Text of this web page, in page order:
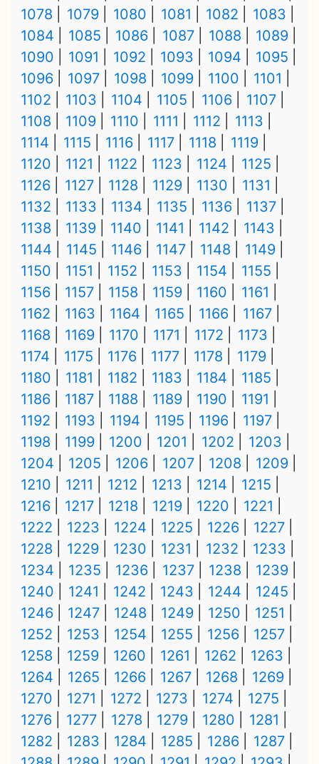
1078
1079 1080 1081 1082
1083
1084
1085 1086 1087 1088
1089
1090
1091 1092 1093 1094
1095
1096
1097 1098 1099 1100
1101
1102
1103 1104 1105 1106
1107
1108
1109 1110 1111 1112
1113
1114
1115 1116 1117 1118
1119
1120
1121 1122 1123 1124
1125
1126
1127 1128 1129 1130
1131
1132
1133 1134 1135 1136
1137
1138
1139 1140 1141 1142
1143
1144
1145 1146 1147 1148
1149
1150
1151 1152 1153 1154
1155
1156
1157 1158 1159 1160
1161
1162
1163 1164 1165 1166
1167
1168
1169 1170 1171 1172
1173
1174
1175 1176 1177 1178
1179
1180
1181 1182 1183 1184
1185
1186
1187 1188 1189 1190
1191
1192
1193 1194 1195 1196
1197
1198
1199 1200 1201 1202
1203
1204
1205 1206 1207 1208
1209
1210
1211 1212 1213 1214
1215
1216
1217 1218 1219 1220
1221
1222
1223 1224 1225 1226
1227
1228
1229 1230 1231 1232
1233
1234
1235 1236 1237 1238
1239
1240
1241 1242 1243 1244
1245
1246
1247 1248 1249 1250
1251
1252
1253 1254 1255 1256
1257
1258
1259 1260 1261 1262
1263
1264
1265 1266 1267 1268
1269
1270
1271 1272 1273 1274
1275
1276
1277 1278 1279 1280
1281
1282
1283 1284 1285 1286
1287